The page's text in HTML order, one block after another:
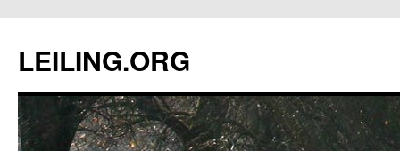
文
LEILING.ORG